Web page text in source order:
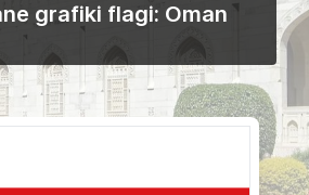
grafiki flagi: Oman